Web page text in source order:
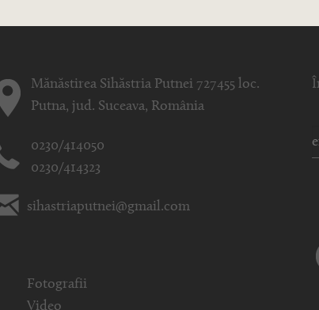
Mănăstirea Sihăstria Putnei 727455 loc.
Putna, jud. Suceava, România
0230/414050
0230/414323
sihastriaputnei@gmail.com
Fotografii
Video